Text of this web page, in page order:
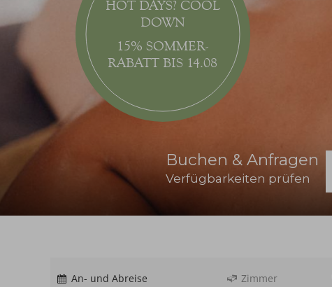
Buchen & Anfragen
Verfügbarkeiten prüfen
HOT DAYS? COOL
DOWN
15% SOMMER-
RABATT BIS 14.08
An- und Abreise Zimmer